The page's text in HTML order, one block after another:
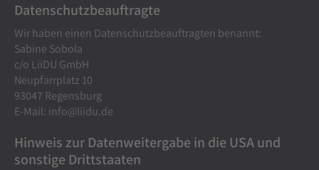
Datenschutz­beauftragte
Wir haben einen Datenschutzbeauftragten benannt:
Sabine Sobola
c/o LiiDU GmbH
Neupfarrplatz 10
93047 Regensburg
E-Mail: info@liidu.de
Hinweis zur Datenweitergabe in die USA und
sonstige Drittstaaten